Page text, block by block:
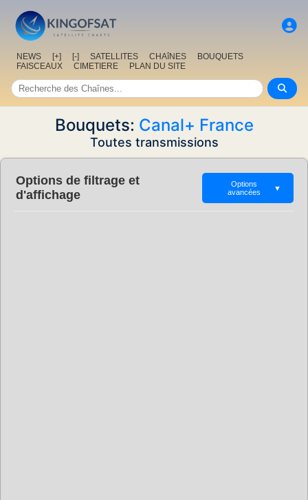
NEWS [+] [-] SATELLITES CHAîNES
BOUQUETS
FAISCEAUX
CIMETIERE PLAN DU SITE
Bouquets: Canal+ France
Toutes transmissions
Options de filtrage et
d'affichage
Options
avancées
▼